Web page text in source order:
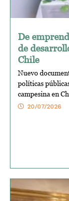
De
de
Chile
Nuevo
políticas
campesina en
20/07/2026